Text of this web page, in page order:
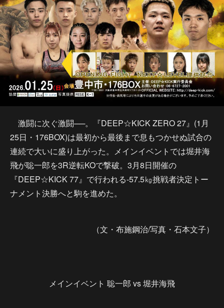
激闘に次ぐ激闘──。『DEEP☆KICK ZERO 27』(1月
25日・176BOX)は最初から最後まで息もつかせぬ試合の
連続で大いに盛り上がった。メインイベントでは堀井海
飛が聡一郎を3R逆転KOで撃破。3月8日開催の
『DEEP☆KICK 77』で行われる-57.5㎏挑戦者決定トー
ナメント決勝へと駒を進めた。
（文・布施鋼治/写真・石本文子）
メインイベント 聡一郎 vs 堀井海飛